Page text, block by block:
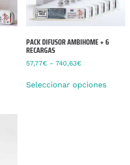
PACK DIFUSOR AMBIHOME + 6
RECARGAS
57,77€ - 740,63€
Seleccionar opciones